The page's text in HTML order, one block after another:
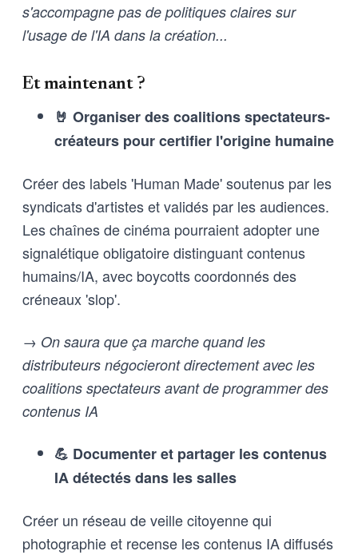
s'accompagne pas de politiques claires sur
l'usage de l'IA dans la création...
Et maintenant ?
🤘 Organiser des coalitions spectateurs-
créateurs pour certifier l'origine humaine
Créer des labels 'Human Made' soutenus par les
syndicats d'artistes et validés par les audiences.
Les chaînes de cinéma pourraient adopter une
signalétique obligatoire distinguant contenus
humains/IA, avec boycotts coordonnés des
créneaux 'slop'.
→ On saura que ça marche quand les
distributeurs négocieront directement avec les
coalitions spectateurs avant de programmer des
contenus IA
💪 Documenter et partager les contenus
IA détectés dans les salles
Créer un réseau de veille citoyenne qui
photographie et recense les contenus IA diffusés